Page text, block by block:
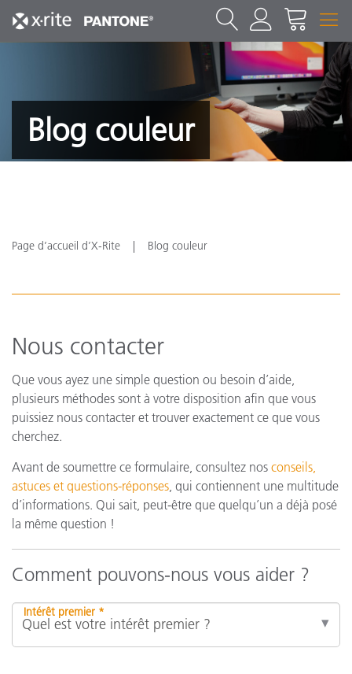
Blog couleur
Page d’accueil d’X-Rite Blog couleur
Nous contacter
Que vous ayez une simple question ou besoin d’aide,
plusieurs méthodes sont à votre disposition afin que vous
puissiez nous contacter et trouver exactement ce que vous
cherchez.
Avant de soumettre ce formulaire, consultez nos conseils,
astuces et questions-réponses, qui contiennent une multitude
d’informations. Qui sait, peut-être que quelqu’un a déjà posé
la même question !
Comment pouvons-nous vous aider ?
Intérêt premier *